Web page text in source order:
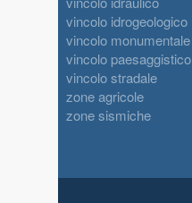
vincolo idrogeologico
vincolo monumentale
vincolo paesaggistico
vincolo stradale
zone agricole
zone sismiche